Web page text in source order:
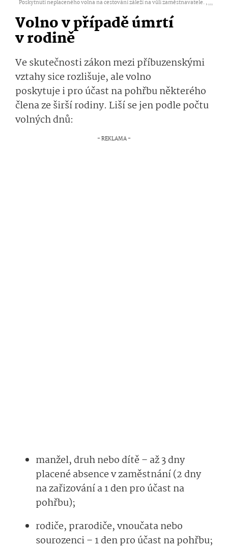
Poskytnutí neplaceného volna na cestování záleží na vůli zaměstnavatele. ,...
Volno v případě úmrtí
v rodině
Ve skutečnosti zákonmezi příbuzenskými
vztahy sice rozlišuje, ale volno
poskytujei pro ú­čast na pohřbu některého
člena ze širší rodiny. Liší se jenpodle počtu
volných dnů:
manžel, druhnebo dítě– až 3 dny
placené absence v zaměstnání(2 dny
nazařizování a 1 den pro účast na
pohřbu);
rodiče, prarodiče, vnoučatanebo
sourozenci– 1 denpro účast na pohřbu;